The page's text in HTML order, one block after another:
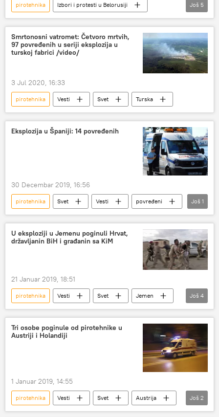
pirotehnika
Izbori i protesti u Belorusiji
Svet
Vesti
Belorusija
protesti
predsednički izbori Evropa
Još 5
Smrtonosni vatromet: Četvoro mrtvih,
97 povređenih u seriji eksplozija u
turskoj fabrici /video/
3 Jul 2020, 16:33
pirotehnika Vesti Svet Turska
Eksplozija u Španiji: 14 povređenih
30 Decembar 2019, 16:56
pirotehnika Svet Vesti
povređeni
Evropa
Još 1
U eksploziji u Jemenu poginuli Hrvat,
državljanin BiH i građanin sa KiM
21 Januar 2019, 18:51
pirotehnika Vesti Svet
Jemen
Bosna i Hercegovina (BiH)
Hrvatska
Region
Kosovo i Metohija (KiM)
Još 4
Tri osobe poginule od pirotehnike u
Austriji i Holandiji
1 Januar 2019, 14:55
pirotehnika Vesti Svet
Austrija
Holandija (država)
Evropa
Još 2